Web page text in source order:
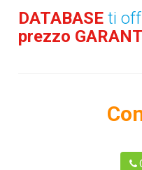
DATABASEti
prezzo